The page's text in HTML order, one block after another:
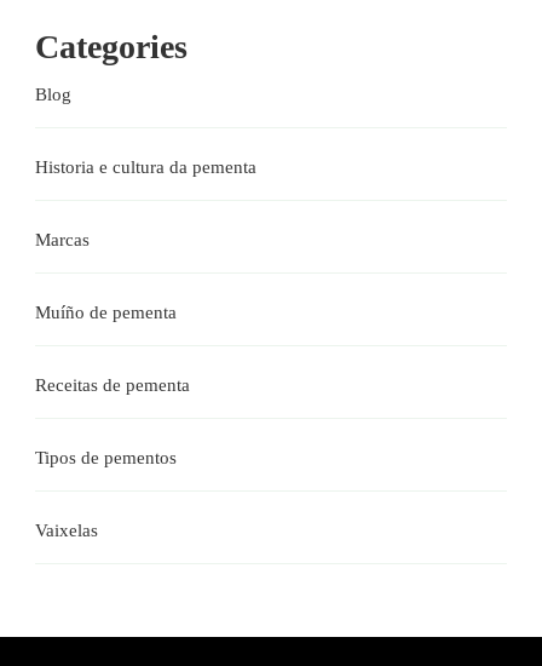
Categories
Blog
Historia e cultura da pementa
Marcas
Muíño de pementa
Receitas de pementa
Tipos de pementos
Vaixelas